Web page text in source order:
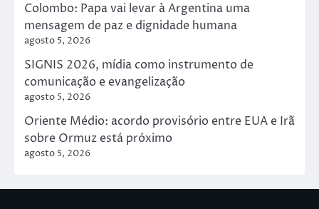
Colombo: Papa vai levar à Argentina uma
mensagem de paz e dignidade humana
agosto 5, 2026
SIGNIS 2026, mídia como instrumento de
comunicação e evangelização
agosto 5, 2026
Oriente Médio: acordo provisório entre EUA e Irã
sobre Ormuz está próximo
agosto 5, 2026